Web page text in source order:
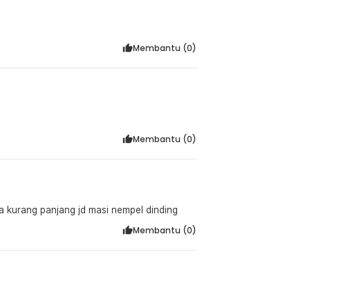
Membantu (0)
Membantu (0)
panjang jd masi nempel dinding
Membantu (0)